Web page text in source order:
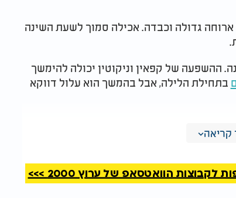
גדולה וכבדה. אכילה סמוך לשעת השינה
ההשפעה של קפאין וניקוטין יכולה להימשך
בתחילת הלילה, אבל בהמשך הוא עלול דווקא
הוואטסאפ של ערוץ 2000 >>>